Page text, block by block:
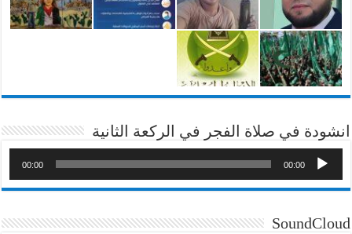
انشودة في صلاة الفجر في الركعة الثانية
00:00
00:00
SoundCloud